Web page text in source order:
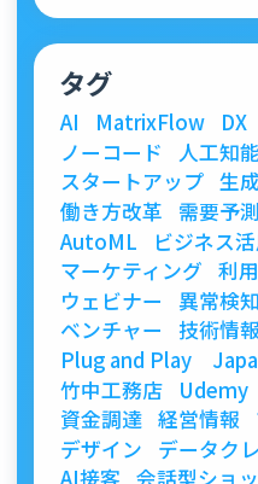
タグ
AI MatrixFlow DX
ノーコード
人工知能
スタートアップ 生
働き方改革
需要予測
AutoML
ビジネス
マーケティング 利
ウェビナー
異常検知
ベンチャー
技術情
Plug and Play
竹中工務店
Udemy
資金調達 経営情報
デザイン
データク